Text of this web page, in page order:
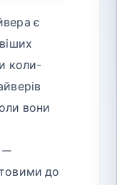
є
коли-
вони
—
до